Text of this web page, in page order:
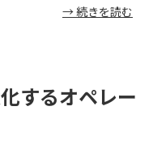
いう最難関の課題に
融機関を直接ご案内
した。その上で、金
→ 続きを読む
するオペレー